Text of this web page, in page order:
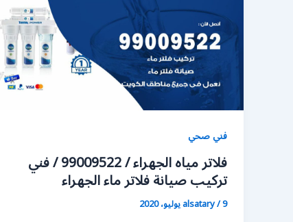
فني صحي
فلاتر مياه الجهراء / 99009522 / فني
تركيب صيانة فلاتر ماء الجهراء
alsatary/9 يوليو، 2020